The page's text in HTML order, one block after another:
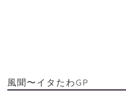
風聞〜イタたわGP